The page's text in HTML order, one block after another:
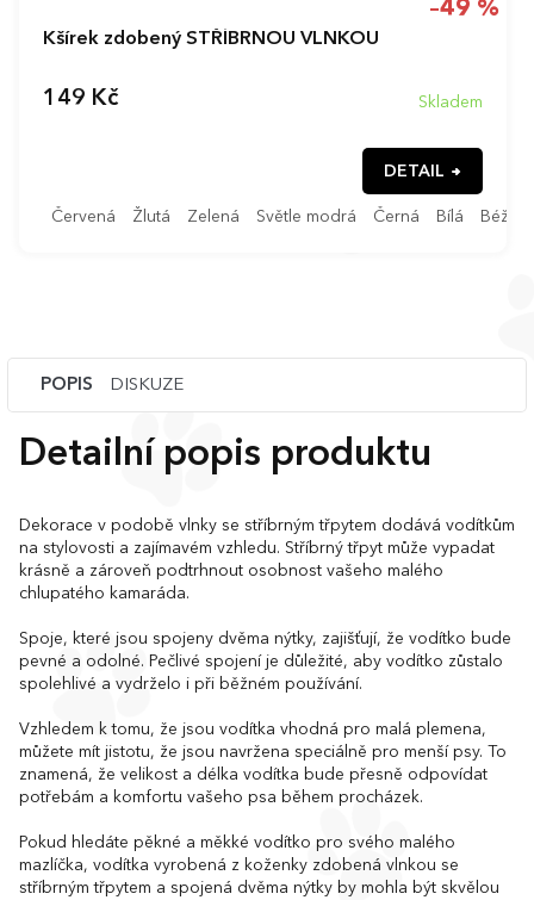
–49 %
Kšírek zdobený STŘÍBRNOU VLNKOU
Skladem
149 Kč
DETAIL
Červená Žlutá Zelená Světle modrá Černá Bílá
POPIS DISKUZE
Detailní popis produktu
Dekorace v podobě vlnky se stříbrným třpytem dodává vodítkům
na stylovosti a zajímavém vzhledu. Stříbrný třpyt může vypadat
krásně a zároveň podtrhnout osobnost vašeho malého
chlupatého kamaráda.
Spoje, které jsou spojeny dvěma nýtky, zajišťují, že vodítko bude
pevné a odolné. Pečlivé spojení je důležité, aby vodítko zůstalo
spolehlivé a vydrželo i při běžném používání.
Vzhledem k tomu, že jsou vodítka vhodná pro malá plemena,
můžete mít jistotu, že jsou navržena speciálně pro menší psy. To
znamená, že velikost a délka vodítka bude přesně odpovídat
potřebám a komfortu vašeho psa během procházek.
Pokud hledáte pěkné a měkké vodítko pro svého malého
mazlíčka, vodítka vyrobená z koženky zdobená vlnkou se
stříbrným třpytem a spojená dvěma nýtky by mohla být skvělou